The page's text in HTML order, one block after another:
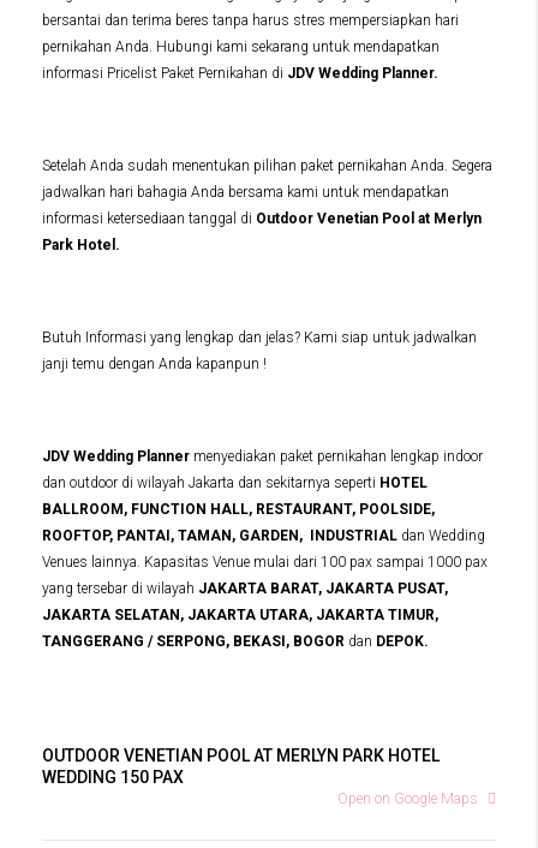
bersantai dan terima beres tanpa harus stres mempersiapkan hari
pernikahan Anda. Hubungi kami sekarang untuk mendapatkan
informasi Pricelist Paket Pernikahan di JDV Wedding Planner.
Setelah Anda sudah menentukan pilihan paket pernikahan Anda. Segera
jadwalkan hari bahagia Anda bersama kami untuk mendapatkan
informasi ketersediaan tanggal di Outdoor Venetian Pool at Merlyn
Park Hotel.
Butuh Informasi yang lengkap dan jelas? Kami siap untuk jadwalkan
janji temu dengan Anda kapanpun !
JDV Wedding Planner menyediakan paket pernikahan lengkap indoor
dan outdoor di wilayah Jakarta dan sekitarnya seperti HOTEL
BALLROOM, FUNCTION HALL, RESTAURANT, POOLSIDE,
ROOFTOP, PANTAI, TAMAN, GARDEN, INDUSTRIAL dan Wedding
Venues lainnya. Kapasitas Venue mulai dari 100 pax sampai 1000 pax
yang tersebar di wilayah JAKARTA BARAT, JAKARTA PUSAT,
JAKARTA SELATAN, JAKARTA UTARA, JAKARTA TIMUR,
TANGGERANG / SERPONG, BEKASI, BOGOR dan DEPOK.
OUTDOOR VENETIAN POOL AT MERLYN PARK HOTEL
WEDDING 150 PAX
Open on Google Maps